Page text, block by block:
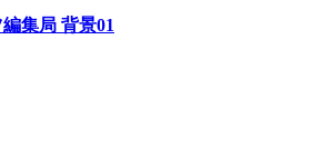
集局 背景01